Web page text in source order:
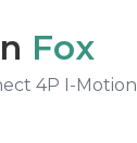
Fox
4P I-Motion